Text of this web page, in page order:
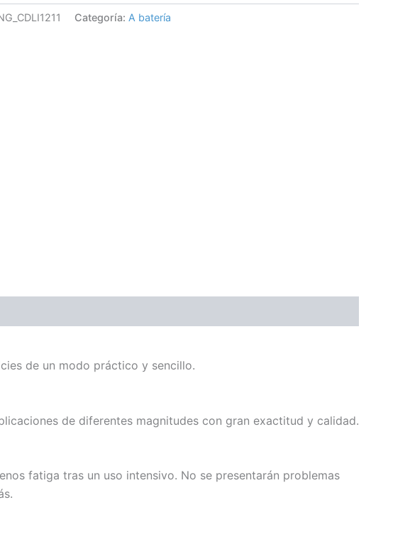
Categoría: A batería
de un modo práctico y sencillo.
de diferentes magnitudes con gran exactitud y calidad.
fatiga tras un uso intensivo. No se presentarán problemas